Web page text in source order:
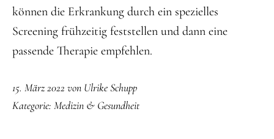
können die Erkrankung durch ein spezielles
Screening frühzeitig feststellen und dann eine
passende Therapie empfehlen.
15. März 2022 von Ulrike Schupp
Kategorie: Medizin & Gesundheit